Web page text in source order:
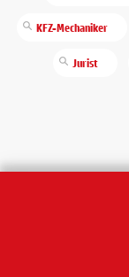
KFZ-Mechaniker
Jurist